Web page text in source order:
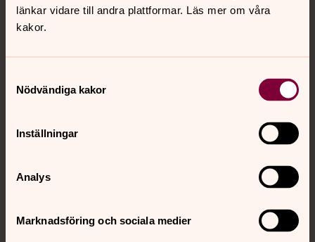
länkar vidare till andra plattformar. Läs mer om våra
kakor.
Nödvändiga kakor
Inställningar
Analys
Marknadsföring och sociala medier
Kontakt
Kalender